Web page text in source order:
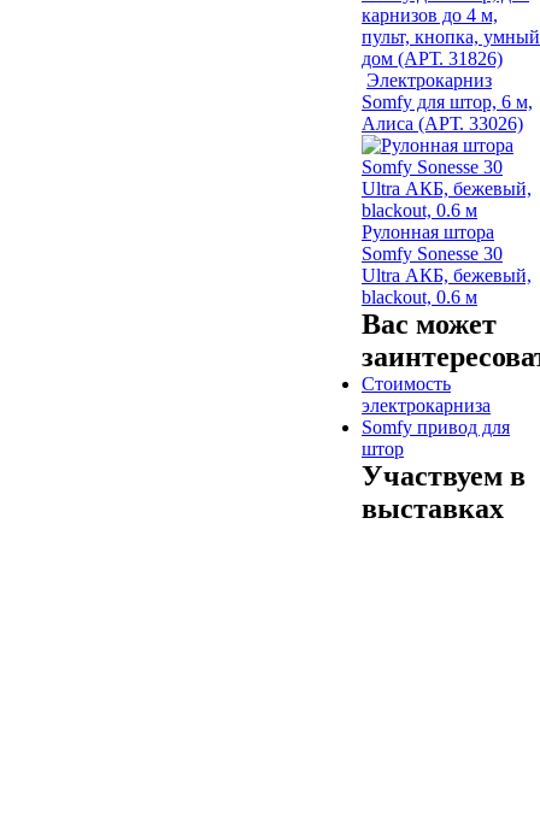
карнизов до 4 м,
пульт, кнопка, умный
дом (АРТ. 31826)
Электрокарниз
Somfy для штор, 6 м,
Алиса (АРТ. 33026)
Рулонная штора
Somfy Sonesse 30
Ultra АКБ, бежевый,
blackout, 0.6 м
Вас может
Стоимость
электрокарниза
Somfy привод для
штор
Участвуем в
выставках